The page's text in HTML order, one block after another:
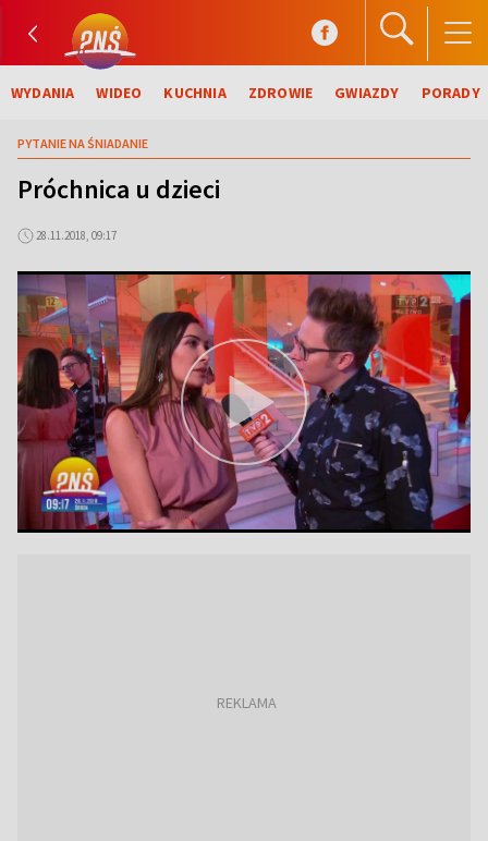
WYDANIA WIDEO KUCHNIA ZDROWIE GWIAZDY PORADY
PYTANIE NA ŚNIADANIE
Próchnica u dzieci
28.11.2018, 09:17